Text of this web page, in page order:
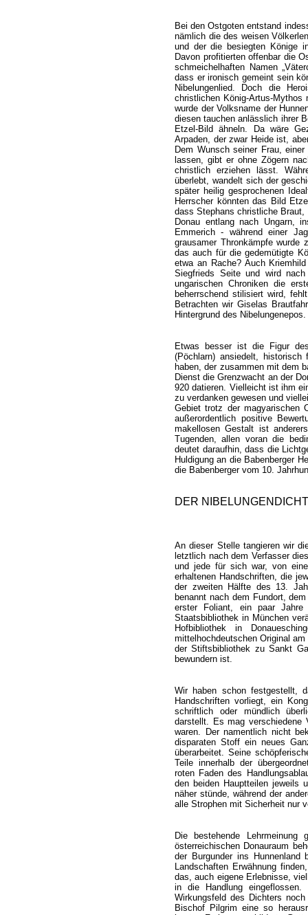
Bei den Ostgoten entstand
nämlich die des weisen
und der die besiegten Könige
Davon profitierten offenbar die
schmeichelhaften Namen
dass er ironisch gemeint sein
Nibelungenlied. Doch die
christlichen König-Artus-Mythos
wurde der Volksname der
diesen tauchen anlässlich ihrer
Etzel-Bild ähneln. Da wäre
Arpaden, der zwar Heide ist,
Dem Wunsch seiner Frau,
lassen, gibt er ohne Zögern
christlich erziehen lässt.
überlebt, wandelt sich der
später heilig gesprochenen
Herrscher könnten das Bild
dass Stephans christliche
Donau entlang nach Ungarn,
Emmerich - während einer
grausamer Thronkämpfe wurde
das auch für die gedemütigte
etwa an Rache? Auch
Siegfrieds Seite und wird
ungarischen Chroniken die
beherrschend stilisiert wird,
Betrachten wir Giselas
Hintergrund des Nibelungenepos.
Etwas besser ist die Figur
(Pöchlarn) ansiedelt,
haben, der zusammen mit dem
Dienst die Grenzwacht an der
920 datieren. Vielleicht ist ihm
zu verdanken gewesen und
Gebiet trotz der magyarischen
außerordentlich positive
makellosen Gestalt ist
Tugenden, allen voran die
deutet daraufhin, dass die
Huldigung an die Babenberger
die Babenberger vom 10.
DER
An dieser Stelle tangieren wir
letztlich nach dem Verfasser
und jede für sich war, von
erhaltenen Handschriften, die
der zweiten Hälfte des 13.
benannt nach dem Fundort,
erster Foliant, ein paar
Staatsbibliothek in München
Hofbibliothek in
mittelhochdeutschen Original
der Stiftsbibliothek zu Sankt
bewundern ist.
Wir haben schon festgestellt,
Handschriften vorliegt, ein
schriftlich oder mündlich
darstellt. Es mag verschiedene
waren. Der namentlich nicht
disparaten Stoff ein neues
überarbeitet. Seine
Teile innerhalb der
roten Faden des
den beiden Hauptteilen jeweils
näher stünde, während der
alle Strophen mit Sicherheit nur
Die bestehende
österreichischen Donauraum
der Burgunder ins
Landschaften Erwähnung
das, auch eigene Erlebnisse,
in die Handlung
Wirkungsfeld des Dichters
Bischof Pilgrim eine so